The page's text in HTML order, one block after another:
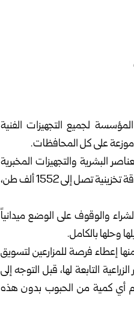
لجميع التجهيزات الفنية
البشرية والتجهيزات المخبرية
ومواد التعقيم والقبابين وغيرها، وتتضمن هذه المراكز ٢٧ صومعة بيتونية ومعدنية بطاقة تخزينية تصل إلى 1552 ألف طن،
والوقوف على الوضع ميدانياً
وحلها بالكامل.
إعطاء فرصة للمزارعين لتسويق
التابعة لها، قبل التوجه إلى
أي كمية من الحبوب بدون هذه